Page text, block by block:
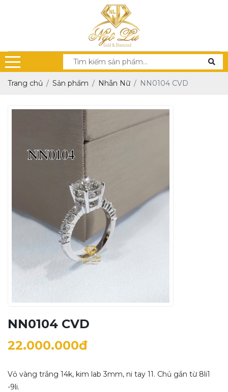
Trang chủ Sản phẩm Nhẫn Nữ NN0104 CVD
NN0104 CVD
22.000.000đ
Vỏ vàng trắng 14k, kim lab 3mm, ni tay 11. Chủ gắn từ 8li1
-9li.